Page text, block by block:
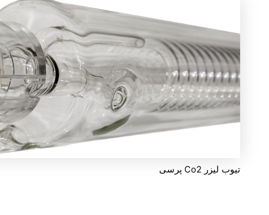
تیوب لیزر Co2 پرسی